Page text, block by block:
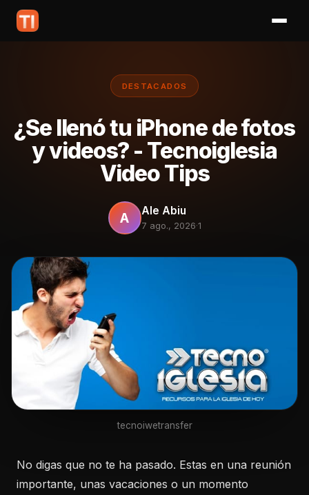
DESTACADOS
¿Se llenó tu iPhone de fotos
y videos? - Tecnoiglesia
Video Tips
A Ale Abiu
7 ago., 2026·1
tecnoiwetransfer
No digas que no te ha pasado. Estas en una reunión
importante, unas vacaciones o un momento